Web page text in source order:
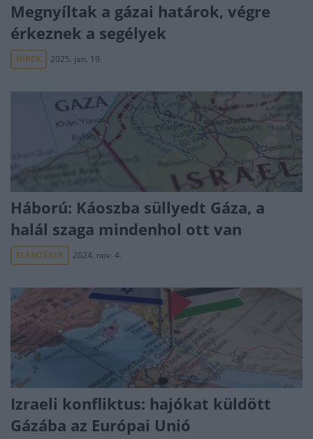
Megnyíltak a gázai határok, végre
érkeznek a segélyek
HÍREK 2025. jan. 19.
Háború: Káoszba süllyedt Gáza, a
halál szaga mindenhol ott van
ELEMZÉSEK 2024. nov. 4.
Izraeli konfliktus: hajókat küldött
Gázába az Európai Unió